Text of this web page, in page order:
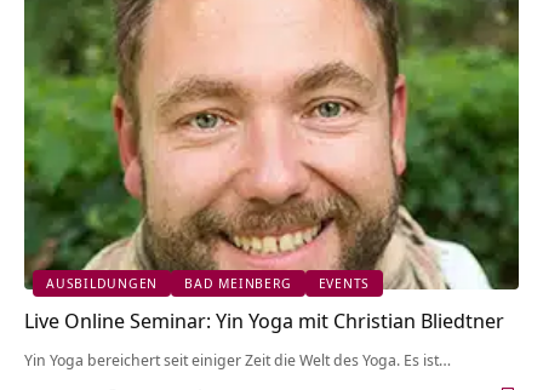
AUSBILDUNGEN BAD MEINBERG EVENTS
Live Online Seminar: Yin Yoga mit Christian Bliedtner
Yin Yoga bereichert seit einiger Zeit die Welt des Yoga. Es ist…